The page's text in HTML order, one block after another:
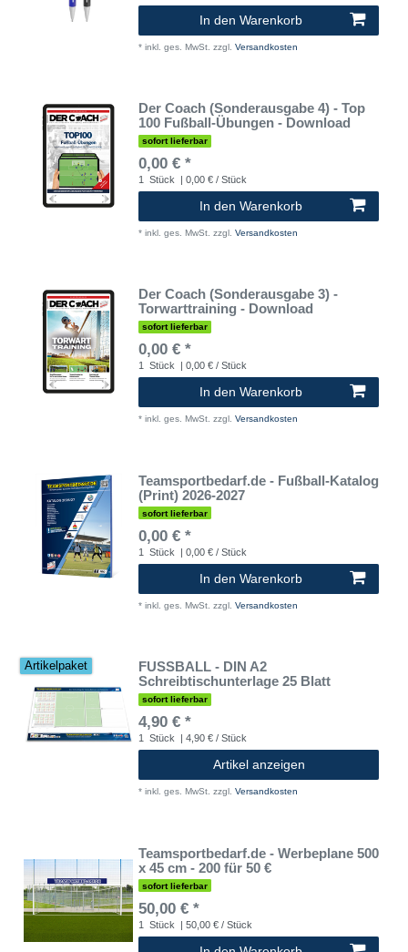
In den Warenkorb
* inkl. ges. MwSt. zzgl. Versandkosten
Der Coach (Sonderausgabe 4) - Top
100 Fußball-Übungen - Download
sofort lieferbar
0,00 € *
1 Stück | 0,00 € / Stück
In den Warenkorb
* inkl. ges. MwSt. zzgl. Versandkosten
Der Coach (Sonderausgabe 3) -
Torwarttraining - Download
sofort lieferbar
0,00 € *
1 Stück | 0,00 € / Stück
In den Warenkorb
* inkl. ges. MwSt. zzgl. Versandkosten
Teamsportbedarf.de - Fußball-Katalog
(Print) 2026-2027
sofort lieferbar
0,00 € *
1 Stück | 0,00 € / Stück
In den Warenkorb
* inkl. ges. MwSt. zzgl. Versandkosten
Artikelpaket
FUSSBALL - DIN A2
Schreibtischunterlage 25 Blatt
sofort lieferbar
4,90 € *
1 Stück | 4,90 € / Stück
Artikel anzeigen
* inkl. ges. MwSt. zzgl. Versandkosten
Teamsportbedarf.de - Werbeplane 500
x 45 cm - 200 für 50 €
sofort lieferbar
50,00 € *
1 Stück | 50,00 € / Stück